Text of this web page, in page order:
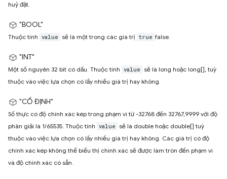
huỷ đặt.
"BOOL"
Thuộc tính value sẽ là một trong các giá trị true false.
"INT"
Một số nguyên 32 bit có dấu. Thuộc tính value
sẽ là long hoặc long[], tuỳ
thuộc vào việc lựa chọn có lấy nhiều giá trị hay không.
"CỐ ĐỊNH"
Số thực có độ chính xác kép trong phạm vi từ -32768 đến 32767,9999 với độ
phân giải là 1/65535. Thuộc tính value
sẽ là double hoặc double[] tuỳ
thuộc vào việc lựa chọn có lấy nhiều giá trị hay không. Các giá trị có độ
chính xác kép không thể biểu thị chính xác sẽ được làm tròn đến phạm vi
và độ chính xác có sẵn.